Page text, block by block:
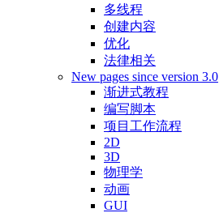
多线程
创建内容
优化
法律相关
New pages since version 3.0
渐进式教程
编写脚本
项目工作流程
2D
3D
物理学
动画
GUI